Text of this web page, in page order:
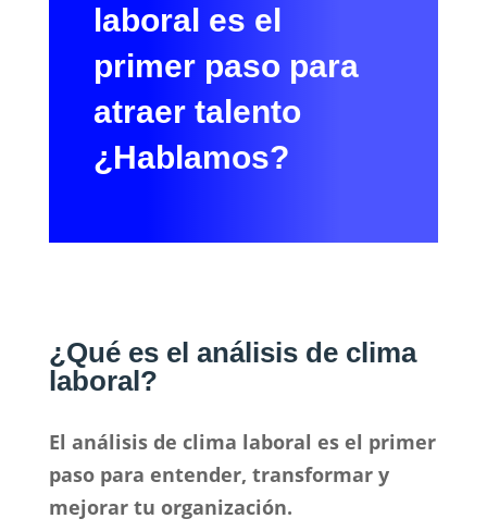
laboral es el
primer paso para
atraer talento
¿Hablamos?
¿Qué es el análisis de clima
laboral?
El análisis de clima laboral es el primer
paso para entender, transformar y
mejorar tu organización.